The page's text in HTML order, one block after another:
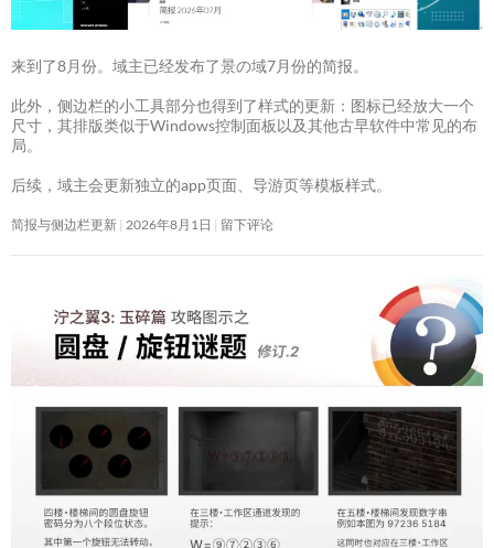
来到了8月份。域主已经发布了景の域7月份的简报。
此外，侧边栏的小工具部分也得到了样式的更新：图标已经放大一个
尺寸，其排版类似于Windows控制面板以及其他古早软件中常见的布
局。
后续，域主会更新独立的app页面、导游页等模板样式。
简报与侧边栏更新 2026年8月1日 留下评论